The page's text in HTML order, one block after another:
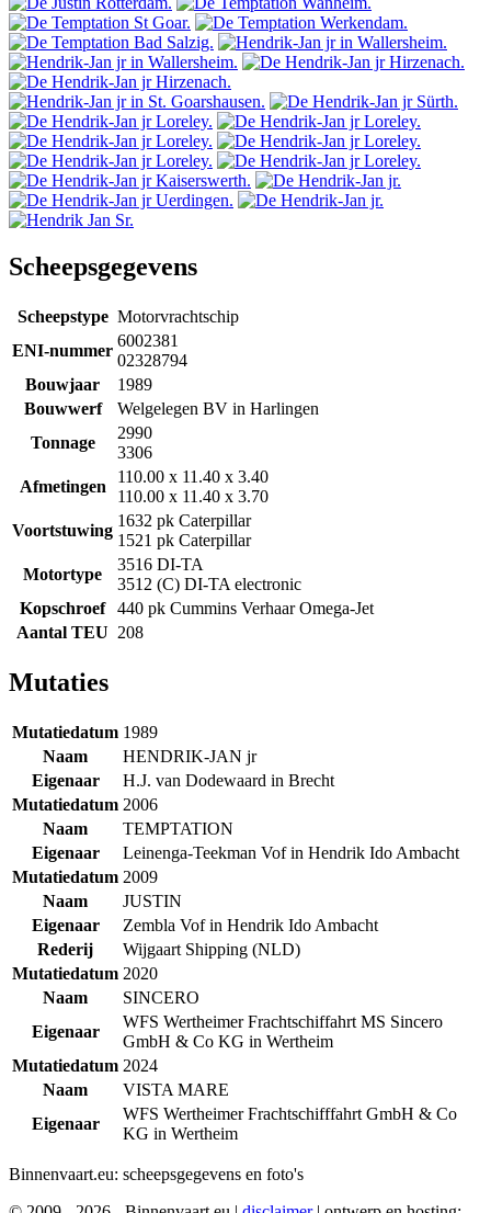
Scheepsgegevens
Scheepstype Motorvrachtschip
ENI-nummer
6002381
02328794
Bouwjaar
1989
Bouwwerf
Welgelegen BV in Harlingen
Tonnage
2990
3306
Afmetingen
110.00 x 11.40 x 3.40
110.00 x 11.40 x 3.70
Voortstuwing
1632 pk Caterpillar
1521 pk Caterpillar
Motortype
3516 DI-TA
3512 (C) DI-TA electronic
Kopschroef
440 pk Cummins Verhaar Omega-Jet
Aantal TEU 208
Mutaties
Mutatiedatum 1989
Naam
HENDRIK-JAN jr
Eigenaar
H.J. van Dodewaard in Brecht
Mutatiedatum 2006
Naam
TEMPTATION
Eigenaar
Leinenga-Teekman Vof in Hendrik Ido Ambacht
Mutatiedatum 2009
Naam
JUSTIN
Eigenaar
Zembla Vof in Hendrik Ido Ambacht
Rederij
Wijgaart Shipping (NLD)
Mutatiedatum 2020
Naam
SINCERO
Eigenaar
WFS Wertheimer Frachtschiffahrt MS Sincero
GmbH & Co KG in Wertheim
Mutatiedatum 2024
Naam
VISTA MARE
Eigenaar
WFS Wertheimer Frachtschifffahrt GmbH & Co
KG in Wertheim
Binnenvaart.eu: scheepsgegevens en foto's